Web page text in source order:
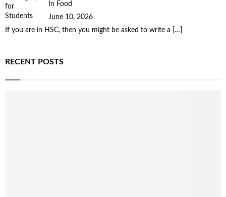
In Food
June 10, 2026
If you are in HSC, then you might be asked to write a
[…]
RECENT POSTS